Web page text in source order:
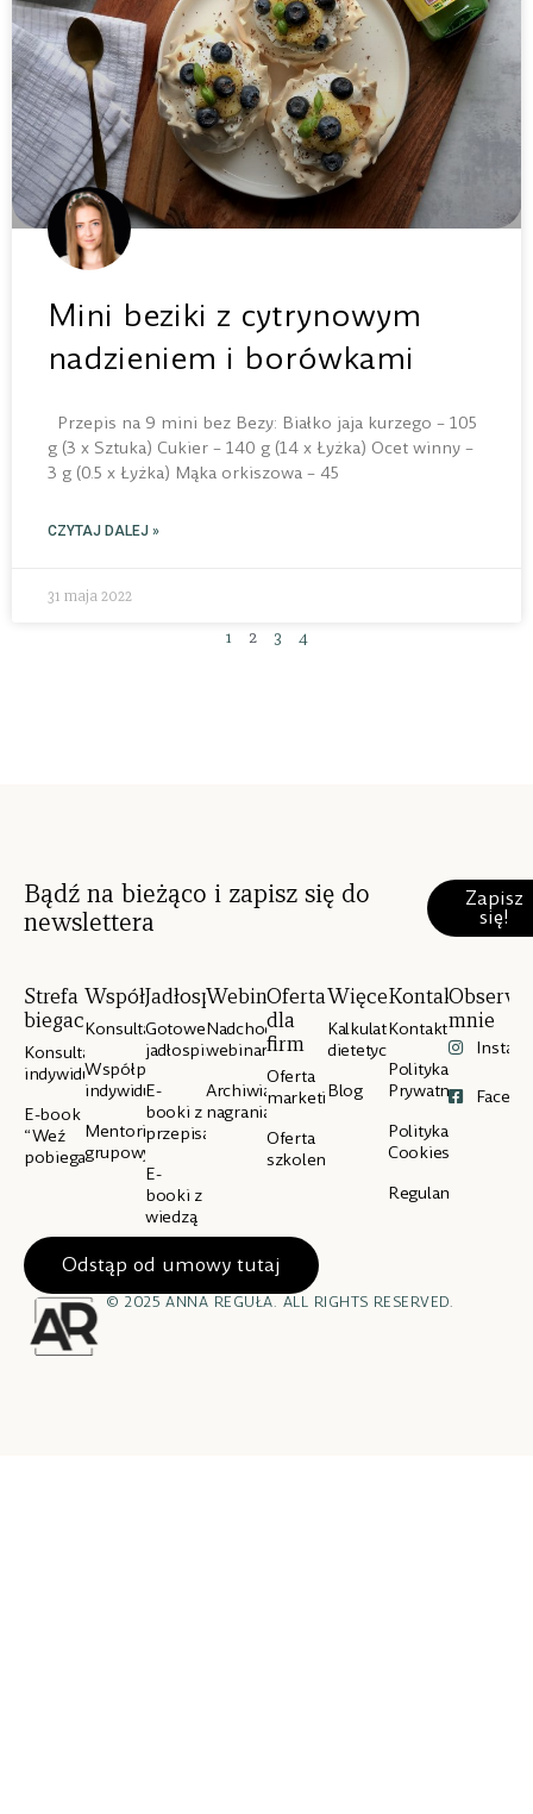
Mini beziki z cytrynowym
nadzieniem i borówkami
Przepis na 9 mini bez Bezy: Białko jaja kurzego – 105
g (3 x Sztuka) Cukier – 140 g (14 x Łyżka) Ocet winny –
3 g (0.5 x Łyżka) Mąka orkiszowa – 45
CZYTAJ DALEJ »
31 maja 2022
1 2 3 4
Bądź na bieżąco i zapisz się do
newslettera
Zapisz
się!
Strefa
biegacza
Konsultacje
indywidualne
E-book
“Weź
pobiegaj”
Współpraca
Konsultacje
Współpraca
indywidualna
Mentoring
grupowy
Jadłospisy
Gotowe
jadłospisy
E-
booki z
przepisami
E-
booki z
wiedzą
Webinary
Nadchodzące
webinary
Archiwialne
nagrania
Oferta
dla
firm
Oferta
marketingowa
Oferta
szkoleniowa
Więcej
Kalkulator
dietetyczny
Blog
Kontakt
Kontakt
Polityka
Prywatności
Polityka
Cookies
Regulamin
mnie
Odstąp od umowy tutaj
© 2025 ANNA REGUŁA. ALL RIGHTS RESERVED.